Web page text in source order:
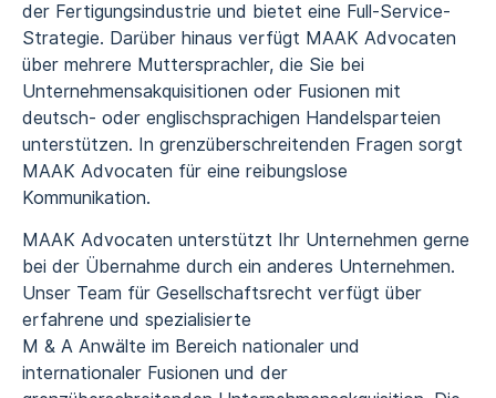
der Fertigungsindustrie und bietet eine Full-Service-
Strategie. Darüber hinaus verfügt MAAK Advocaten
über mehrere Muttersprachler, die Sie bei
Unternehmensakquisitionen oder Fusionen mit
deutsch- oder englischsprachigen Handelsparteien
unterstützen. In grenzüberschreitenden Fragen sorgt
MAAK Advocaten für eine reibungslose
Kommunikation.
MAAK Advocaten unterstützt Ihr Unternehmen gerne
bei der Übernahme durch ein anderes Unternehmen.
Unser Team für Gesellschaftsrecht verfügt über
erfahrene und spezialisierte
M & A Anwälte im Bereich nationaler und
internationaler Fusionen und der